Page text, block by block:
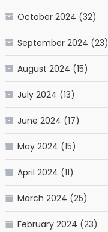
October 2024 (32)
September 2024 (23)
August 2024 (15)
July 2024 (13)
June 2024 (17)
May 2024 (15)
April 2024 (11)
March 2024 (25)
February 2024 (23)